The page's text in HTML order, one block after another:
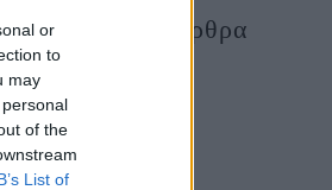
or
to
may
of the
List of
Τελευταία Άρθρα